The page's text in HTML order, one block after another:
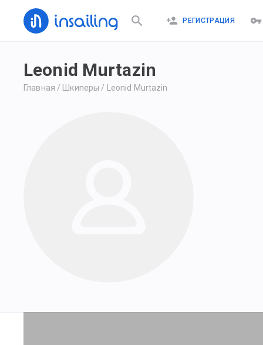
РЕГИСТРАЦИЯ
Leonid Murtazin
Главная / Шкиперы / Leonid Murtazin